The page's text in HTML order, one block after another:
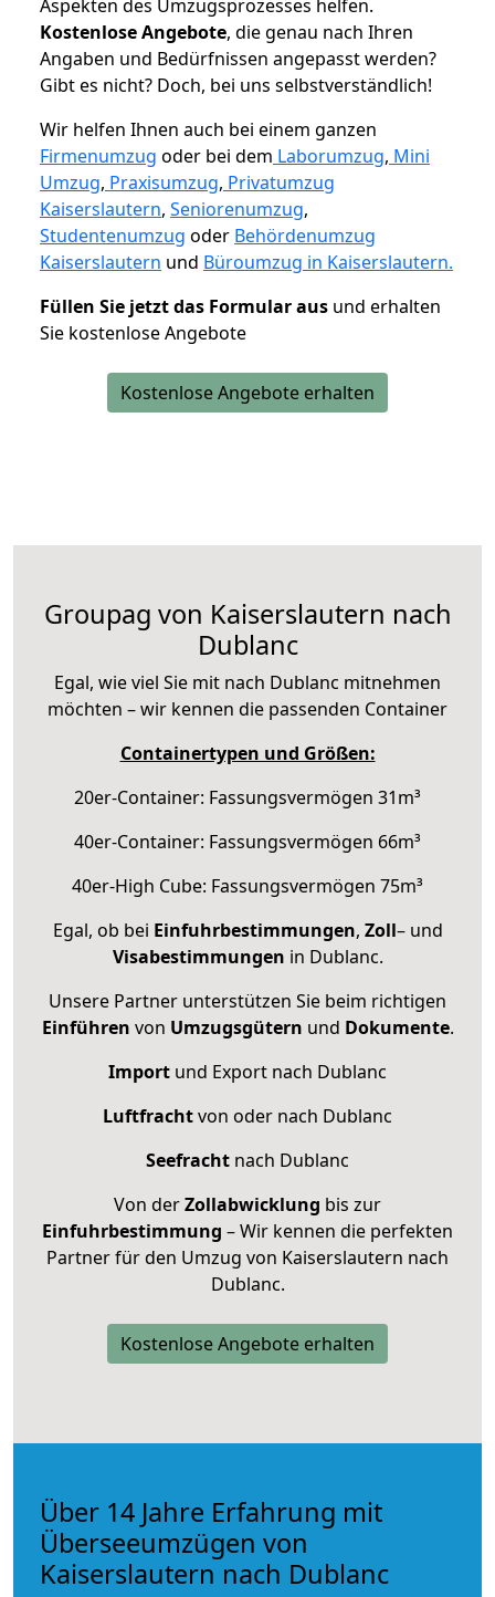
Aspekten des Umzugsprozesses helfen.
Kostenlose Angebote, die genau nach Ihren
Angaben und Bedürfnissen angepasst werden?
Gibt es nicht? Doch, bei uns selbstverständlich!
Wir helfen Ihnen auch bei einem ganzen
Firmenumzug oder bei dem Laborumzug, Mini
Umzug, Praxisumzug, Privatumzug
Kaiserslautern, Seniorenumzug,
Studentenumzug oder Behördenumzug
Kaiserslautern und Büroumzug in Kaiserslautern.
Füllen Sie jetzt das Formular aus und erhalten
Sie kostenlose Angebote
Kostenlose Angebote erhalten
Groupag von Kaiserslautern nach
Dublanc
Egal, wie viel Sie mit nach Dublanc mitnehmen
möchten – wir kennen die passenden Container
Containertypen und Größen:
20er-Container: Fassungsvermögen 31m³
40er-Container: Fassungsvermögen 66m³
40er-High Cube: Fassungsvermögen 75m³
Egal, ob bei Einfuhrbestimmungen, Zoll– und
Visabestimmungen in Dublanc.
Unsere Partner unterstützen Sie beim richtigen
Einführen von Umzugsgütern und Dokumente.
Import und Export nach Dublanc
Luftfrachtvon oder nach Dublanc
Seefracht nach Dublanc
Von derZollabwicklung bis zur
Einfuhrbestimmung – Wir kennen die perfekten
Partner für den Umzug von Kaiserslautern nach
Dublanc.
Kostenlose Angebote erhalten
Über 14 Jahre Erfahrung mit
Überseeumzügen von
Kaiserslautern nach Dublanc